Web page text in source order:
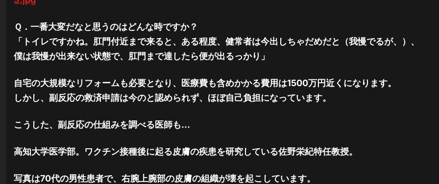
Ｑ．一番大変だなと思うのはどんな時ですか？
「トイレですかね。肛門付近まで来ると、ある程度、健常者は今出しちゃだめだと（我慢でるが、）、
僕は我慢が出来ない状態で、肛門まで達したら便が出るっかり」
自宅の大規模なリフォームも必要となり、医療費も含めかかる費用は1500万円近くになります。
しかし、副反応の救済申請は今のと認められず、ほぼ自己負担になっています。
こうした、副反応の仕組みを調べる医師も…
高知大学医学部。ワクチン接種後に起る皮膚の疾患を研究している佐野栄紀特任教授。
写真は70代の男性患者で、右腕上腕部の皮膚の組織が壊を起こしています。